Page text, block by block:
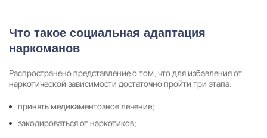
Что такое социальная адаптация
наркоманов
Распространено представление о том, что для избавления от
наркотической зависимости достаточно пройти три этапа:
принять медикаментозное лечение;
закодироваться от наркотиков;